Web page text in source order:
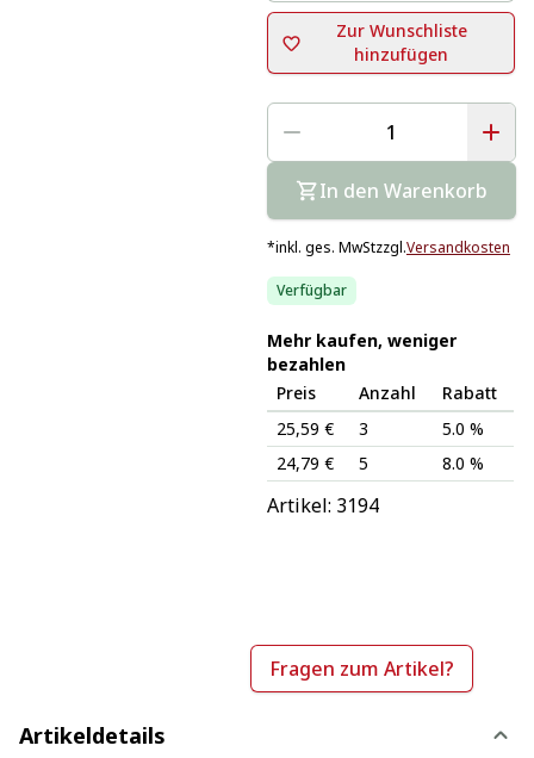
Zur Wunschliste
hinzufügen
In den Warenkorb
*inkl. ges. MwStzzgl.Versandkosten
Verfügbar
Mehr kaufen, weniger
bezahlen
Preis
Anzahl
Rabatt
25,59 €
3
5.0 %
24,79 €
5 8.0 %
Artikel: 3194
Fragen zum Artikel?
Artikeldetails